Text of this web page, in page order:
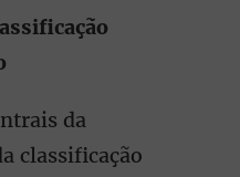
da
classificação